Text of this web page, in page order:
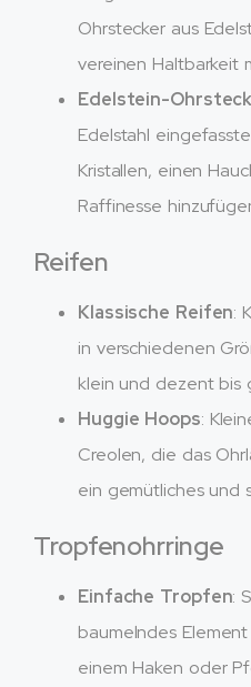
Ohrstecker aus
vereinen Haltbarkeit
Edelstein-
Edelstahl
Kristallen, einen
Raffinesse
Reifen
Klassische Reifen:
in verschiedenen
klein und dezent bis
Huggie Hoops:
Creolen, die das
ein gemütliches und
Tropfenohrringe
Einfache Tropfen:
baumelndes
einem Haken oder